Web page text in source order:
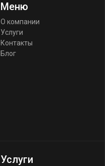
Меню
О компании
Услуги
Контакты
Блог
Услуги